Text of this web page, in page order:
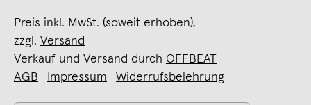
Preis inkl. MwSt. (soweit erhoben),
zzgl. Versand
Verkauf und Versand durch OFFBEAT
AGB
Impressum Widerrufsbelehrung